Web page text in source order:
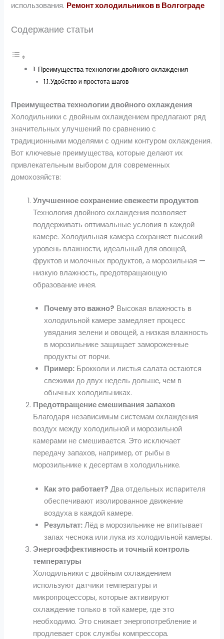
использования. Ремонт холодильников в Волгограде
Содержание статьи
Преимущества технологии двойного охлаждения
Удобство и простота шагов
Преимущества технологии двойного охлаждения
Холодильники с двойным охлаждением предлагают ряд
значительных улучшений по сравнению с
традиционными моделями с одним контуром охлаждения.
Вот ключевые преимущества, которые делают их
привлекательным выбором для современных
домохозяйств:
Улучшенное сохранение свежести продуктов
Технология двойного охлаждения позволяет
поддерживать оптимальные условия в каждой
камере. Холодильная камера сохраняет высокий
уровень влажности, идеальный для овощей,
фруктов и молочных продуктов, а морозильная —
низкую влажность, предотвращающую
образование инея.
Почему это важно? Высокая влажность в
холодильной камере замедляет процесс
увядания зелени и овощей, а низкая влажность
в морозильнике защищает замороженные
продукты от порчи.
Пример: Брокколи и листья салата остаются
свежими до двух недель дольше, чем в
обычных холодильниках.
Предотвращение смешивания запахов
Благодаря независимым системам охлаждения
воздух между холодильной и морозильной
камерами не смешивается. Это исключает
передачу запахов, например, от рыбы в
морозильнике к десертам в холодильнике.
Как это работает? Два отдельных испарителя
обеспечивают изолированное движение
воздуха в каждой камере.
Результат: Лёд в морозильнике не впитывает
запах чеснока или лука из холодильной камеры.
Энергоэффективность и точный контроль
температуры
Холодильники с двойным охлаждением
используют датчики температуры и
микропроцессоры, которые активируют
охлаждение только в той камере, где это
необходимо. Это снижает энергопотребление и
продлевает срок службы компрессора.